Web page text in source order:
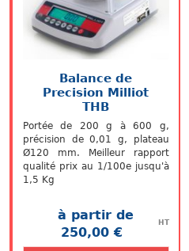
Balance de
Precision Milliot
THB
Portée de 200 g à 600 g,
précision de 0,01 g, plateau
Ø120 mm. Meilleur rapport
qualité prix au 1/100e jusqu'à
1,5 Kg
à partir de
250,00 €
HT